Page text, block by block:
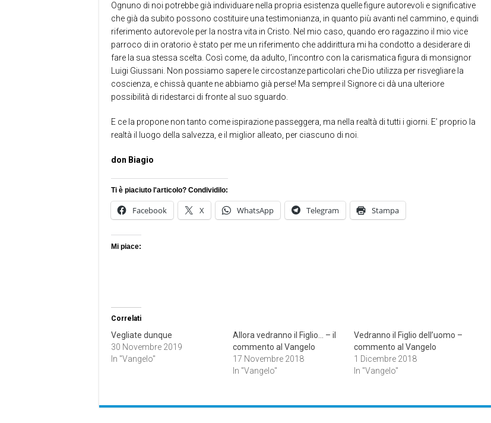
Ognuno di noi potrebbe già individuare nella propria esistenza quelle figure autorevoli e significative
che già da subito possono costituire una testimonianza, in quanto più avanti nel cammino, e quindi
riferimento autorevole per la nostra vita in Cristo. Nel mio caso, quando ero ragazzino il mio vice
parroco di in oratorio è stato per me un riferimento che addirittura mi ha condotto a desiderare di
fare la sua stessa scelta. Così come, da adulto, l’incontro con la carismatica figura di monsignor
Luigi Giussani. Non possiamo sapere le circostanze particolari che Dio utilizza per risvegliare la
coscienza, e chissà quante ne abbiamo già perse! Ma sempre il Signore ci dà una ulteriore
possibilità di ridestarci di fronte al suo sguardo.
E ce la propone non tanto come ispirazione passeggera, ma nella realtà di tutti i giorni. E’ proprio la
realtà il luogo della salvezza, e il miglior alleato, per ciascuno di noi.
don Biagio
Ti è piaciuto l'articolo? Condividilo:
Facebook X WhatsApp Telegram Stampa
Mi piace:
Correlati
Vegliate dunque
30 Novembre 2019
In "Vangelo"
Allora vedranno il Figlio… – il
commento al Vangelo
17 Novembre 2018
In "Vangelo"
Vedranno il Figlio dell’uomo –
commento al Vangelo
1 Dicembre 2018
In "Vangelo"